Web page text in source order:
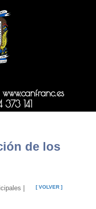
www.canfranc.es
373 141
de los
[ VOLVER ]
|